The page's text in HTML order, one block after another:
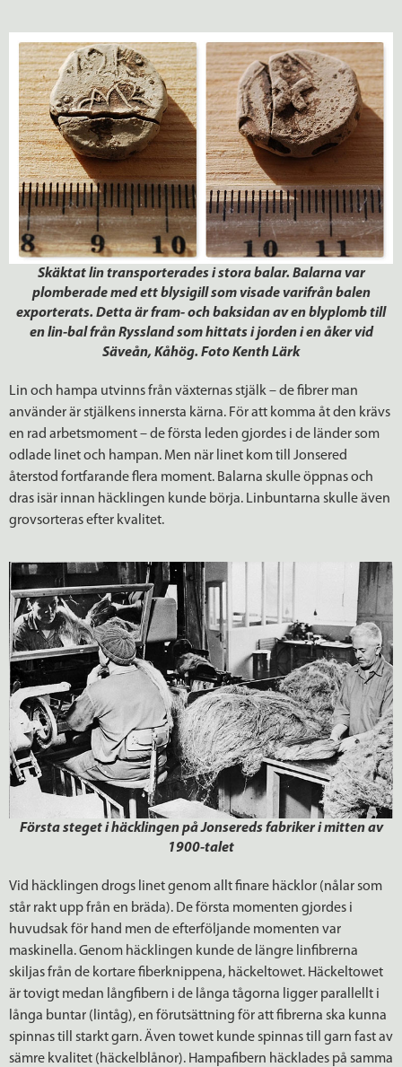
Skäktat lin transporterades i stora balar. Balarna var
plomberade med ett blysigill som visade varifrån balen
exporterats. Detta är fram- och baksidan av en blyplomb till
en lin-bal från Ryssland som hittats i jorden i en åker vid
Säveån, Kåhög. Foto Kenth Lärk
Lin och hampa utvinns från växternas stjälk – de fibrer man
använder är stjälkens innersta kärna. För att komma åt den krävs
en rad arbetsmoment – de första leden gjordes i de länder som
odlade linet och hampan. Men när linet kom till Jonsered
återstod fortfarande flera moment. Balarna skulle öppnas och
dras isär innan häcklingen kunde börja. Linbuntarna skulle även
grovsorteras efter kvalitet.
Första steget i häcklingen på Jonsereds fabriker i mitten av
1900-talet
Vid häcklingen drogs linet genom allt finare häcklor (nålar som
står rakt upp från en bräda). De första momenten gjordes i
huvudsak för hand men de efterföljande momenten var
maskinella. Genom häcklingen kunde de längre linfibrerna
skiljas från de kortare fiberknippena, häckeltowet. Häckeltowet
är tovigt medan långfibern i de långa tågorna ligger parallellt i
långa buntar (lintåg), en förutsättning för att fibrerna ska kunna
spinnas till starkt garn. Även towet kunde spinnas till garn fast av
sämre kvalitet (häckelblånor). Hampafibern häcklades på samma